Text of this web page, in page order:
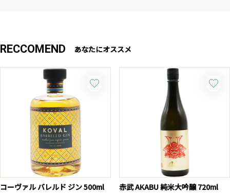
RECCOMEND あなたにオススメ
コーヴァル バレルド ジン 500ml 赤武 AKABU 純米大吟醸 720ml